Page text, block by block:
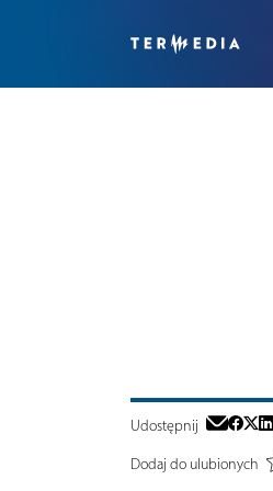
Udostępnij
Dodaj do ulubionych